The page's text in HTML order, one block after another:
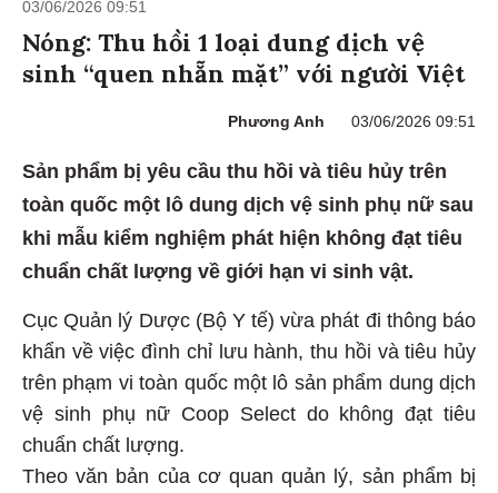
03/06/2026 09:51
Nóng: Thu hồi 1 loại dung dịch vệ
sinh “quen nhẵn mặt” với người Việt
Phương Anh 03/06/2026 09:51
Sản phẩm bị yêu cầu thu hồi và tiêu hủy trên
toàn quốc một lô dung dịch vệ sinh phụ nữ sau
khi mẫu kiểm nghiệm phát hiện không đạt tiêu
chuẩn chất lượng về giới hạn vi sinh vật.
Cục Quản lý Dược (Bộ Y tế) vừa phát đi thông báo
khẩn về việc đình chỉ lưu hành, thu hồi và tiêu hủy
trên phạm vi toàn quốc một lô sản phẩm dung dịch
vệ sinh phụ nữ Coop Select do không đạt tiêu
chuẩn chất lượng.
Theo văn bản của cơ quan quản lý, sản phẩm bị